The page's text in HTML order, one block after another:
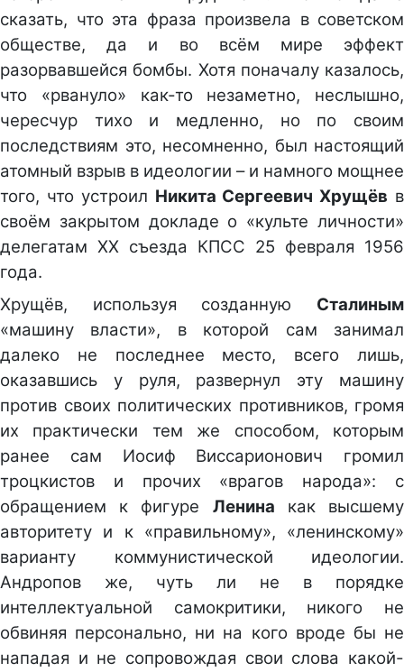
сказать, что эта фраза произвела в советском
обществе, да и во всём мире эффект
разорвавшейся бомбы. Хотя поначалу казалось,
что «рвануло» как-то незаметно, неслышно,
чересчур тихо и медленно, но по своим
последствиям это, несомненно, был настоящий
атомный взрыв в идеологии – и намного мощнее
того, что устроил Никита Сергеевич Хрущёв в
своём закрытом докладе о «культе личности»
делегатам ХХ съезда КПСС 25 февраля 1956
года.
Хрущёв, используя созданную Сталиным
«машину власти», в которой сам занимал
далеко не последнее место, всего лишь,
оказавшись у руля, развернул эту машину
против своих политических противников, громя
их практически тем же способом, которым
ранее сам Иосиф Виссарионович громил
троцкистов и прочих «врагов народа»: с
обращением к фигуре Ленина как высшему
авторитету и к «правильному», «ленинскому»
варианту коммунистической идеологии.
Андропов же, чуть ли не в порядке
интеллектуальной самокритики, никого не
обвиняя персонально, ни на кого вроде бы не
нападая и не сопровождая свои слова какой-